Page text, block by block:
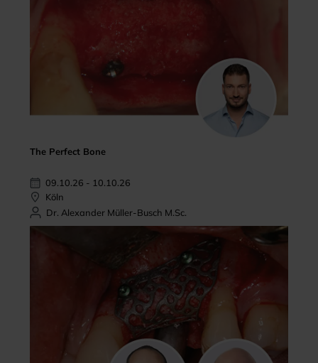
The Perfect Bone
09.10.26 - 10.10.26
Köln
Dr. Alexander Müller-Busch M.Sc.